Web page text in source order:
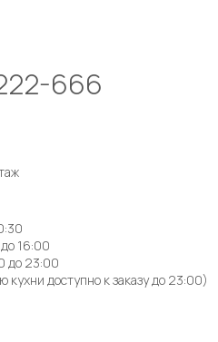
666
16:00
до 23:00
доступно к заказу до 23:00)